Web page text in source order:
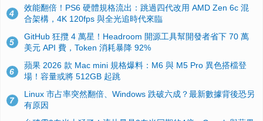
4
效能翻倍！PS6 硬體規格流出：跳過四代改用 AMD Zen 6c 混
合架構，4K 120fps 與全光追時代來臨
5
GitHub 狂攬 4 萬星！Headroom 開源工具幫開發者省下 70 萬
美元 API 費，Token 消耗暴降 92%
6
蘋果 2026 款 Mac mini 規格爆料：M6 與 M5 Pro 異色搭檔登
場！容量或將 512GB 起跳
7
Linux 市占率突然翻倍、Windows 跌破六成？最新數據背後恐另
有原因